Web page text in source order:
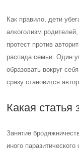
Как правило, дети
алкоголизм
протест против
распада семьи. Один
образовать вокруг
сразу становится
Какая статья
Занятие
иного